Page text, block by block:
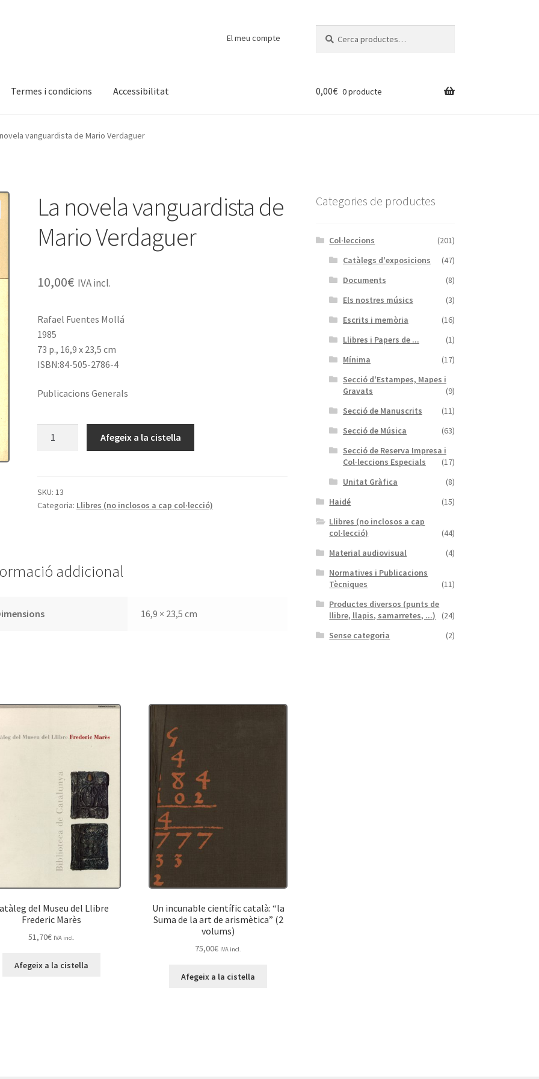
El meu compte
Termes i condicions Accessibilitat
Finalitzar compra Novetats
0,00€ 0 producte
vanguardista de Mario Verdaguer
La novela vanguardista de
Mario Verdaguer
10,00€ IVA incl.
Rafael Fuentes Mollá
1985
73 p., 16,9 x 23,5 cm
ISBN:84-505-2786-4
Publicacions Generals
vanguardista
de
Afegeix a la cistella
SKU:13
Categoria: Llibres (no inclosos a cap col·lecció)
addicional
16,9 × 23,5 cm
del Museu del Llibre
Frederic Marès
51,70€ IVA incl.
Afegeix a la cistella
Un incunable científic català: “la
Suma de la art de arismètica” (2
volums)
75,00€ IVA incl.
Afegeix a la cistella
Categories de productes
Col·leccions
(201)
Catàlegs d'exposicions
(47)
Documents
(8)
Els nostres músics
(3)
Escrits i memòria
(16)
Llibres i Papers de ...
(1)
Mínima
(17)
Secció d'Estampes, Mapes i
Gravats
(9)
Secció de Manuscrits
(11)
Secció de Música
(63)
Secció de Reserva Impresa i
Col·leccions Especials
(17)
Unitat Gràfica
(8)
Haidé
(15)
Llibres (no inclosos a cap
col·lecció)
(44)
Material audiovisual
(4)
Normatives i Publicacions
Tècniques
(11)
Productes diversos (punts de
llibre, llapis, samarretes, ...)
(24)
Sense categoria
(2)